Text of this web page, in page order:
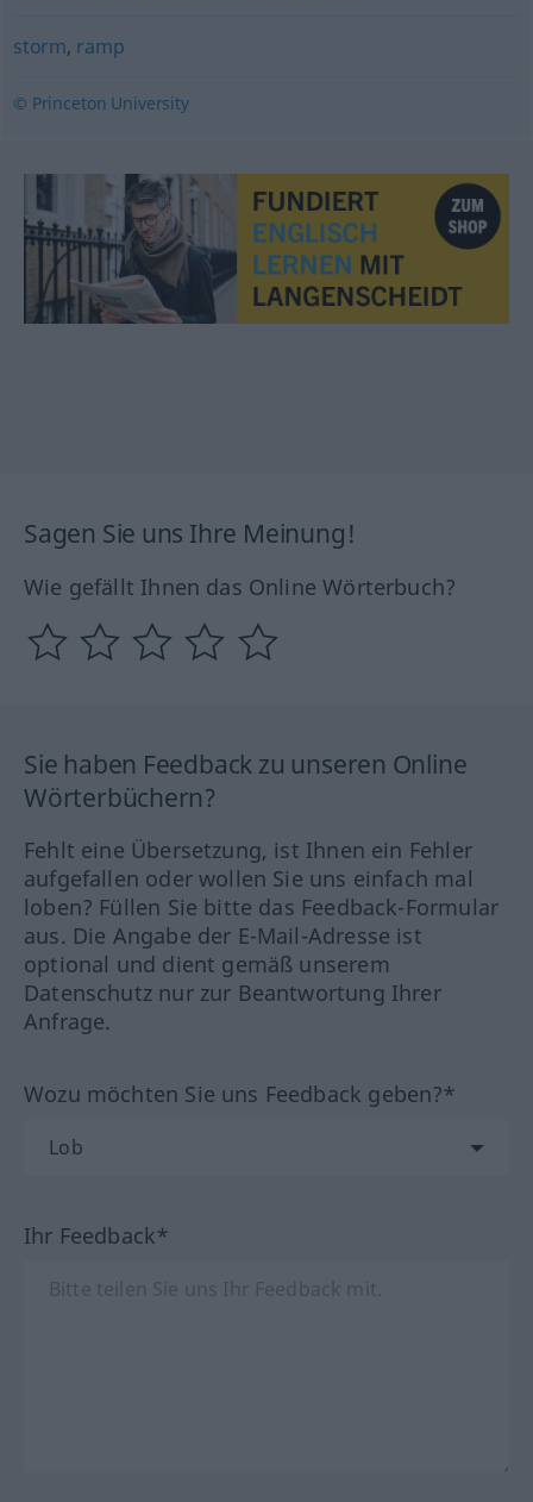
storm, ramp
© Princeton University
Sagen Sie uns Ihre Meinung!
Wie gefällt Ihnen das Online Wörterbuch?
Sie haben Feedback zu unseren Online
Wörterbüchern?
Fehlt eine Übersetzung, ist Ihnen ein Fehler
aufgefallen oder wollen Sie uns einfach mal
loben? Füllen Sie bitte das Feedback-Formular
aus. Die Angabe der E-Mail-Adresse ist
optional und dient gemäß unserem
Datenschutz nur zur Beantwortung Ihrer
Anfrage.
Wozu möchten Sie uns Feedback geben?*
Ihr Feedback*